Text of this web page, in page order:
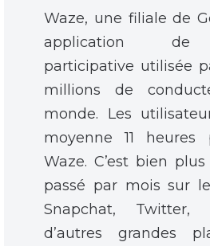
Waze, une filiale de
application de
participative utilisée
millions de
monde. Les
moyenne 11
Waze. C’est bien
passé par mois sur
Snapchat, Twitter,
d’autres grandes